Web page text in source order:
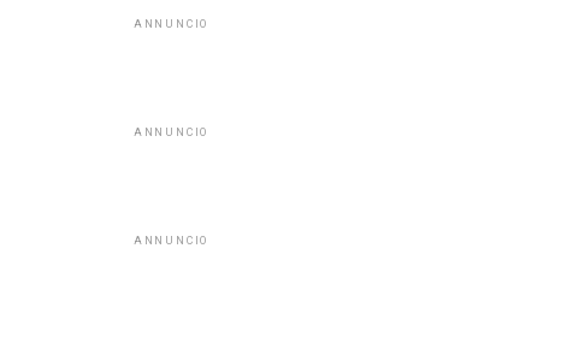
ANNUNCIO
ANNUNCIO
ANNUNCIO